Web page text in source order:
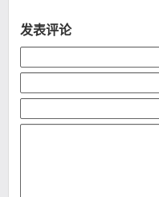
发表评论